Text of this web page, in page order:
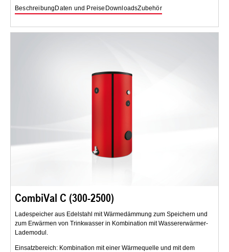
BeschreibungDaten und Preise DownloadsZubehör
CombiVal C (300-2500)
Ladespeicher aus Edelstahl mit Wärmedämmung zum Speichern und
zum Erwärmen von Trinkwasser in Kombination mit Wassererwärmer-
Lademodul.
Einsatzbereich: Kombination mit einer Wärmequelle und mit dem